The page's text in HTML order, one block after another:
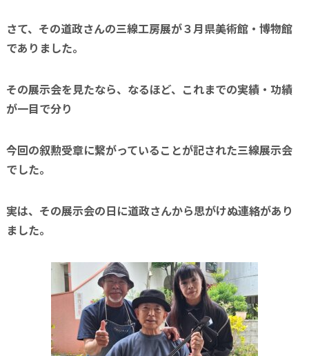
さて、その道政さんの三線工房展が３月県美術館・博物館
でありました。
その展示会を見たなら、なるほど、これまでの実績・功績
が一目で分り
今回の叙勲受章に繋がっていることが記された三線展示会
でした。
実は、その展示会の日に道政さんから思がけぬ連絡があり
ました。